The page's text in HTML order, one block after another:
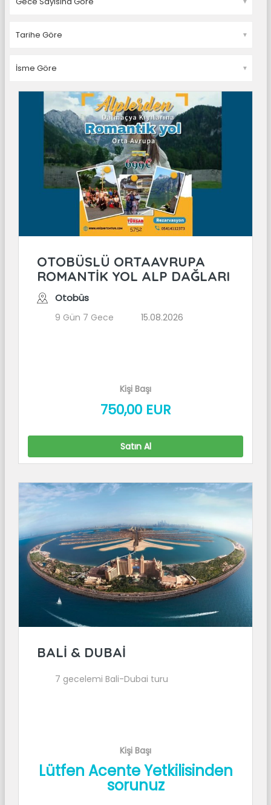
▼
▼
OTOBÜSLÜ ORTAAVRUPA
ROMANTİK YOL ALP DAĞLARI
Otobüs
9 Gün 7 Gece 15.08.2026
Kişi Başı
750,00 EUR
Satın Al
BALİ & DUBAİ
7 gecelemi Bali-Dubai turu
Kişi Başı
Lütfen Acente Yetkilisinden
sorunuz